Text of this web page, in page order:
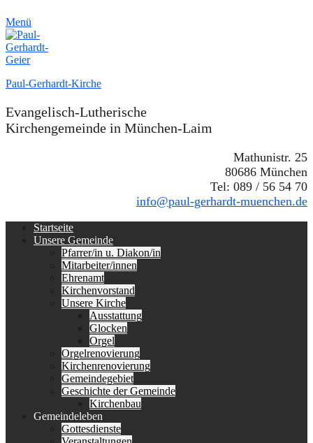
Menü
Paul-Gerhardt-Kirche
Evangelisch-Lutherische
Kirchengemeinde in München-Laim
Mathunistr. 25
80686 München
Tel: 089 / 56 54 70
info@paul-gerhardt-muenchen.de
Erstes
Menü
Startseite
Unsere Gemeinde
Pfarrer/in u. Diakon/in
Mitarbeiter/innen
Ehrenamt
Kirchenvorstand
Unsere Kirche
Ausstattung
Glocken
Orgel
Orgelrenovierung
Kirchenrenovierung
Gemeindegebiet
Geschichte der Gemeinde
Kirchenbau
Gemeindeleben
Gottesdienste